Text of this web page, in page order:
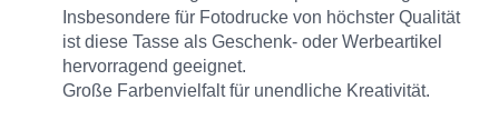
Insbesondere für Fotodrucke von höchster Qualität
ist diese Tasse als Geschenk- oder Werbeartikel
hervorragend geeignet.
Große Farbenvielfalt für unendliche Kreativität.